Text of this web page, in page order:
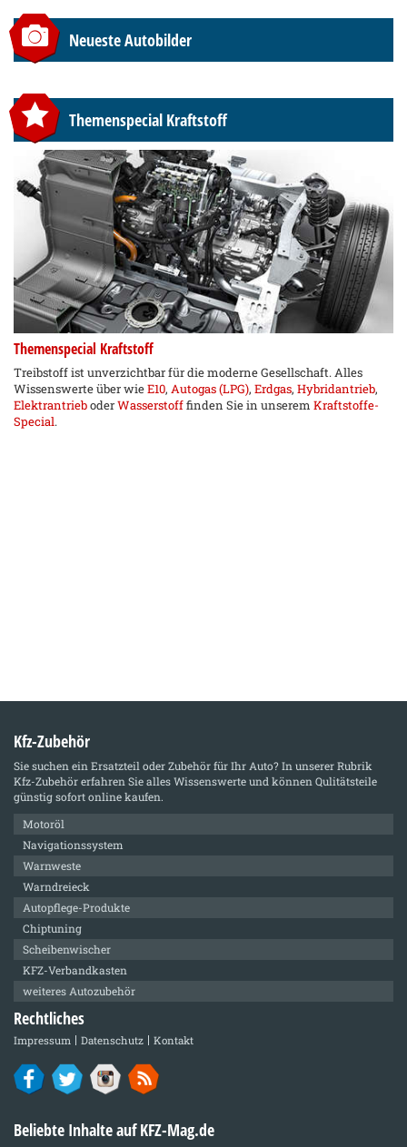
Neueste Autobilder
Themenspecial Kraftstoff
Themenspecial Kraftstoff
Treibstoff ist unverzichtbar für die moderne Gesellschaft. Alles
Wissenswerte über wieE10, Autogas (LPG), Erdgas, Hybridantrieb,
ElektrantrieboderWasserstofffinden Sie in unserem Kraftstoffe-
Special.
Kfz-Zubehör
Sie suchen ein Ersatzteil oder Zubehör für Ihr Auto? In unserer Rubrik
Kfz-Zubehörerfahren Sie alles Wissenswerte und können Qulitätsteile
günstig sofort online kaufen.
Motoröl
Navigationssystem
Warnweste
Warndreieck
Autopflege-Produkte
Chiptuning
Scheibenwischer
KFZ-Verbandkasten
weiteres Autozubehör
Rechtliches
Impressum Datenschutz Kontakt
Beliebte Inhalte auf KFZ-Mag.de